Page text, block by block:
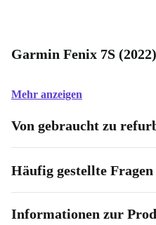
Garmin Fenix 7S
Mehr anzeigen
Von gebraucht zu
Häufig gestellte Fragen
Informationen zur